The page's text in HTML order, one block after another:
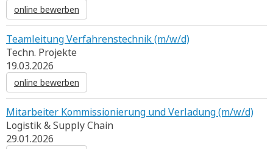
online bewerben
Teamleitung Verfahrenstechnik (m/w/d)
Techn. Projekte
19.03.2026
online bewerben
Mitarbeiter Kommissionierung und Verladung (m/w/d)
Logistik & Supply Chain
29.01.2026